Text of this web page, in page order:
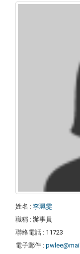
姓名 : 李珮雯
職稱 : 辦事員
聯絡電話 : 11723
電子郵件 :